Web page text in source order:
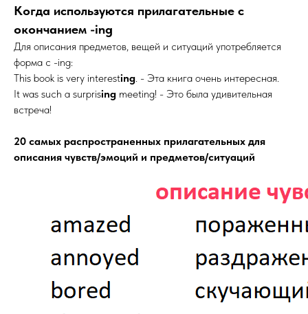
Когда используются прилагательные с
окончанием -ing
Для описания предметов, вещей и ситуаций употребляется
форма с -ing:
This book is very interesting. - Эта книга очень интересная.
It was such a surprising meeting! - Это была удивительная
встреча!
20 самых распространенных прилагательных для
описания чувств/эмоций и предметов/ситуаций